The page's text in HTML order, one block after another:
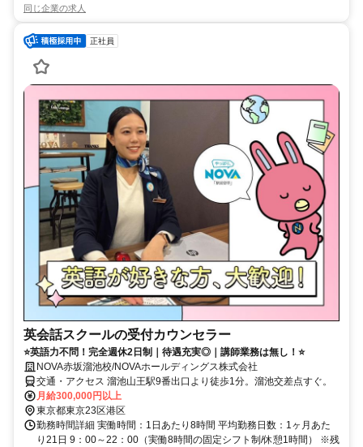
同じ企業の求人
正社員
英会話スクールの受付カウンセラー
⭐英語力不問！完全週休2日制｜待遇充実◎｜講師業務は無し！⭐
NOVA赤坂溜池校/NOVAホールディングス株式会社
交通・アクセス 溜池山王駅9番出口より徒歩1分。溜池交差点すぐ。
月給300,000円以上
東京都東京23区港区
勤務時間詳細 実働時間：1日あたり8時間 平均勤務日数：1ヶ月あた
り21日 9：00～22：00（実働8時間の固定シフト制/休憩1時間） ※残